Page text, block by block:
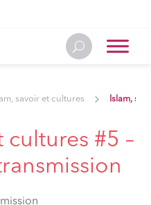
savoir et cultures Islam,
cultures #5 –